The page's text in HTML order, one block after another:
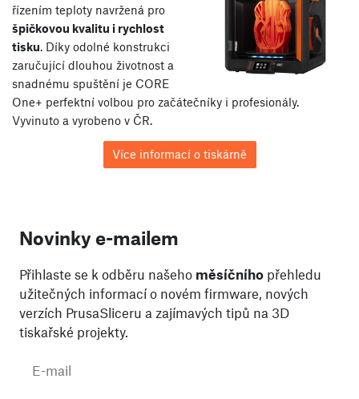
řízením teploty navržená pro
špičkovou kvalitu i rychlost
tisku. Díky odolné konstrukci
zaručující dlouhou životnost a
snadnému spuštění je CORE
One+ perfektní volbou pro začátečníky i profesionály.
Vyvinuto a vyrobeno v ČR.
Více informací o tiskárně
Novinky e-mailem
Přihlaste se k odběru našeho měsíčního přehledu
užitečných informací o novém firmware, nových
verzích PrusaSliceru a zajímavých tipů na 3D
tiskařské projekty.